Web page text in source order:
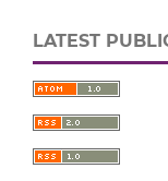
LATEST